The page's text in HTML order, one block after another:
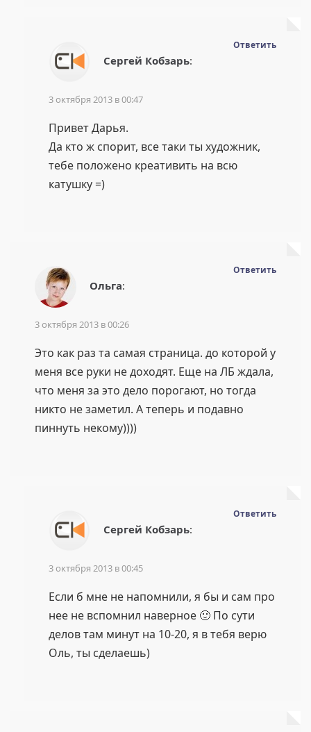
Сергей Кобзарь:
3 октября 2013 в 00:47
Привет Дарья.
Да кто ж спорит, все таки ты художник,
тебе положено креативить на всю
катушку =)
Ответить
Ольга:
3 октября 2013 в 00:26
Это как раз та самая страница. до которой у
меня все руки не доходят. Еще на ЛБ ждала,
что меня за это дело порогают, но тогда
никто не заметил. А теперь и подавно
пиннуть некому))))
Ответить
Сергей Кобзарь:
3 октября 2013 в 00:45
Если б мне не напомнили, я бы и сам про
нее не вспомнил наверное 🙂 По сути
делов там минут на 10-20, я в тебя верю
Оль, ты сделаешь)
Ответить